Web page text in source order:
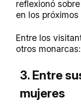
reflexionó
en los próximos
Entre los
otros
3. Entre
mujeres